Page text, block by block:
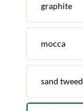
graphite
mocca
sand tweed